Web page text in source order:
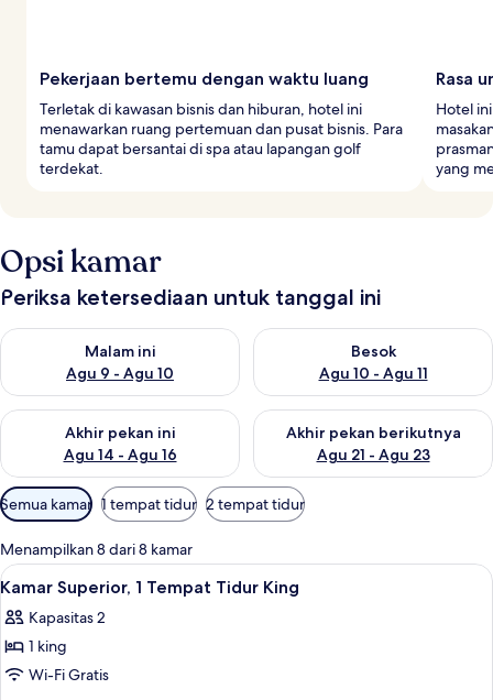
Pekerjaan bertemu dengan waktu luang
Terletak di kawasan bisnis dan hiburan, hotel ini
menawarkan ruang pertemuan dan pusat bisnis. Para
tamu dapat bersantai di spa atau lapangan golf
terdekat.
Rasa
Hotel
yang
Opsi kamar
Periksa ketersediaan untuk tanggal ini
Malam ini
Agu 9 - Agu 10
Periksa ketersediaan untuk malam ini Agu 9 - Agu 10
Besok
Agu 10 - Agu 11
Periksa ketersediaan untuk
Akhir pekan ini
Agu 14 - Agu 16
Periksa ketersediaan untuk akhir pekan ini Agu 14 - Agu 16
Akhir pekan berikutnya
Agu 21 - Agu 23
Periksa ketersediaan untuk
Filter
tersedia
untuk
kamar
Semua kamar 1 tempat tidur 2 tempat tidur
Menampilkan 8 dari 8 kamar
Lihat
semua
foto
untuk
Kamar
Kamar Superior, 1 Tempat Tidur
8
Kamar Superior, 1 Tempat Tidur King
Kapasitas 2
1 king
Wi-Fi Gratis